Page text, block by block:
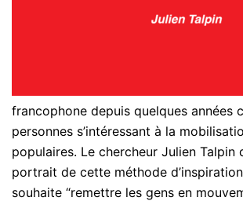
francophone depuis quelques années
personnes s’intéressant à la
populaires. Le chercheur Julien Talpin
portrait de cette méthode
souhaite “remettre les gens en